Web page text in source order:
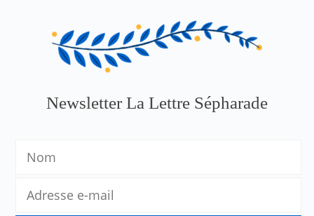
Newsletter La Lettre Sépharade